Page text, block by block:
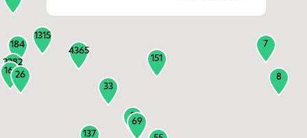
69
137
2282
8
4365
184
33
7
151
1315
26
9
161